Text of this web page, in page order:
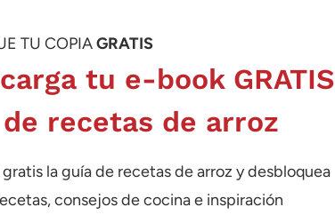
TU COPIAGRATIS
tu e-book GRATIS
de recetas de arroz
la guía de recetas de arroz y desbloquea
consejos de cocina e inspiración